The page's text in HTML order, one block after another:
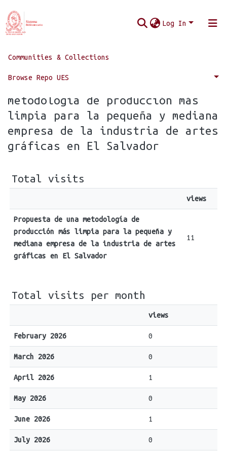
Log In
Communities & Collections
Browse Repo UES
Home Statistics
Statistics for Propuesta de una
metodología de producción más
limpia para la pequeña y mediana
empresa de la industria de artes
gráficas en El Salvador
Total visits
views
Propuesta de una metodología de
producción más limpia para la pequeña y
mediana empresa de la industria de artes
gráficas en El Salvador
11
Total visits per month
views
February 2026 0
March 2026 0
April 2026 1
May 2026 0
June 2026 1
July 2026 0